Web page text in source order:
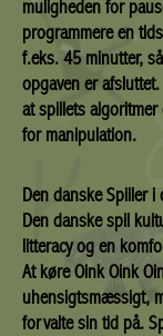
muligheden for
programmere en
f.eks. 45 minutter,
opgaven er
at spillets
for manipulation.
Den danske Spiller i
Den danske spil
litteracy og en
At køre Oink Oink
uhensigtsmæssigt,
forvalte sin tid på.